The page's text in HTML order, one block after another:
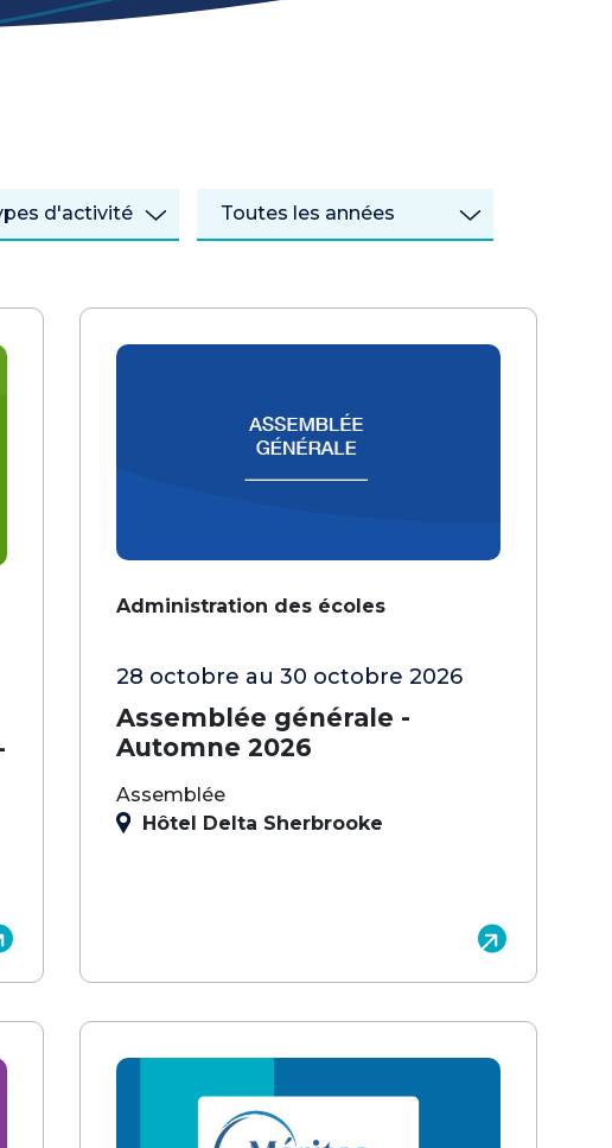
d'activité
Administration des écoles
28 octobre au 30 octobre 2026
Assemblée générale -
Automne 2026
Assemblée
Hôtel Delta Sherbrooke